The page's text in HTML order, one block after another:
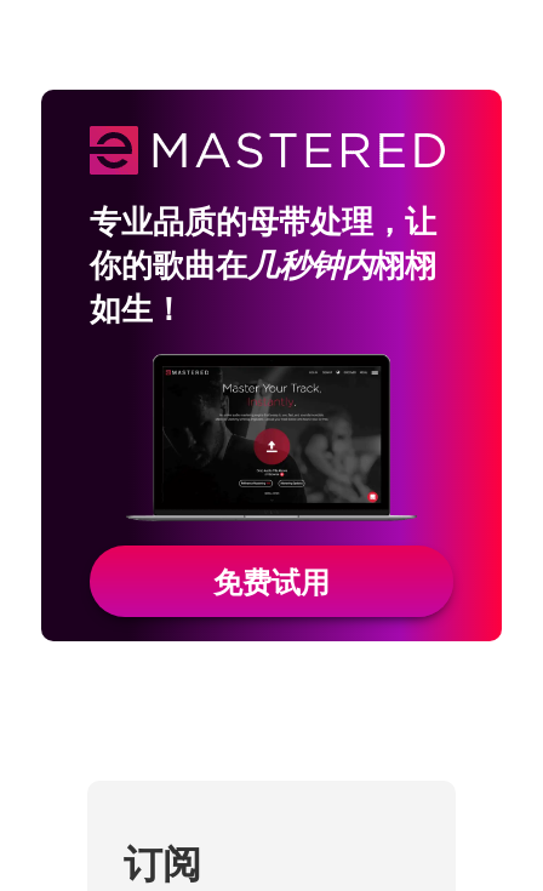
专业品质的母带处理，让
你的歌曲在几秒钟内栩栩
如生！
免费试用
订阅